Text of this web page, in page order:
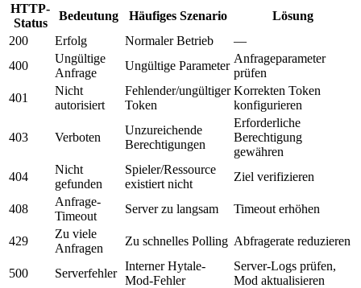
HTTP-
Status
Bedeutung Häufiges Szenario
Lösung
200
Erfolg Normaler Betrieb
—
400
Ungültige
Anfrage
Ungültige Parameter
Anfrageparameter
prüfen
401
Nicht
autorisiert
Fehlender/ungültiger
Token
Korrekten Token
konfigurieren
403 Verboten
Unzureichende
Berechtigungen
Erforderliche
Berechtigung
gewähren
404
Nicht
gefunden
Spieler/Ressource
existiert nicht
Ziel verifizieren
408
Anfrage-
Timeout
Server zu langsam Timeout erhöhen
429
Zu viele
Anfragen
Zu schnelles Polling Abfragerate reduzieren
500 Serverfehler
Interner Hytale-
Mod-Fehler
Server-Logs prüfen,
Mod aktualisieren